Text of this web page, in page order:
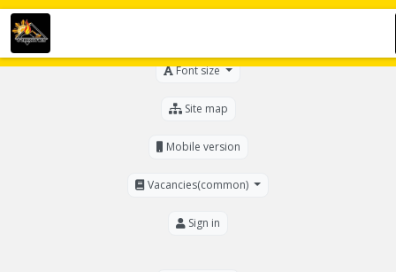
Font size
Site map
Mobile version
Vacancies(common)
Sign in